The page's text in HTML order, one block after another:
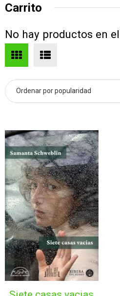
Carrito
No hay productos en